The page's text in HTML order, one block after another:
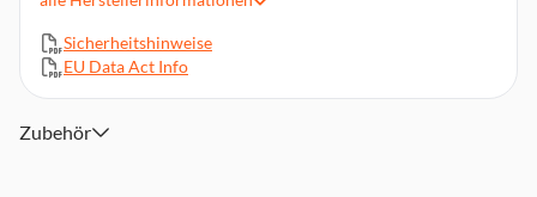
Bis zu 256 GB Speicher
Stereo-Lautsprecher im Querformat
Touch ID für sicheres Authentifizieren und Apple Pay
Batterie für den ganzen Tag (4)
WLAN 6 und 5G Mobilfunkdaten²
Sicherheitshinweise
EU Data Act Info
Zubehör